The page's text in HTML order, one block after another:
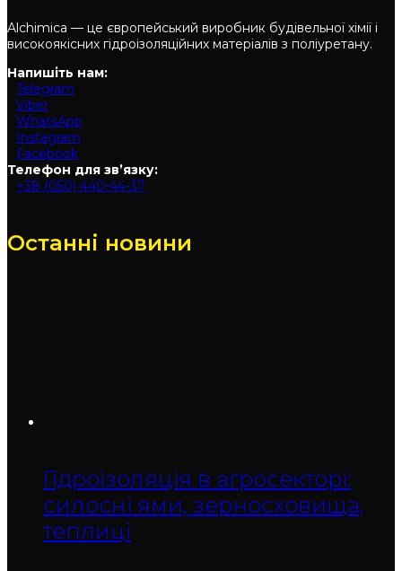
Alchimica — це європейський виробник будівельної хімії і
високоякісних гідроізоляційних матеріалів з поліуретану.
Напишіть нам:
Telegram
Viber
WhatsApp
Instagram
Facebook
Телефон для зв’язку:
+38 (050) 440-44-37
Останні новини
Гідроізоляція в агросекторі:
силосні ями, зерносховища,
теплиці